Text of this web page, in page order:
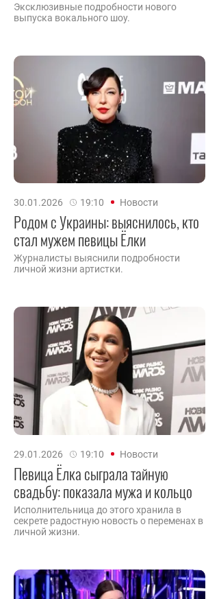
Эксклюзивные подробности нового
выпуска вокального шоу.
30.01.2026 19:10 Новости
Родом с Украины: выяснилось, кто
стал мужем певицы Ёлки
Журналисты выяснили подробности
личной жизни артистки.
29.01.2026 19:10 Новости
Певица Ёлка сыграла тайную
свадьбу: показала мужа и кольцо
Исполнительница до этого хранила в
секрете радостную новость о переменах в
личной жизни.